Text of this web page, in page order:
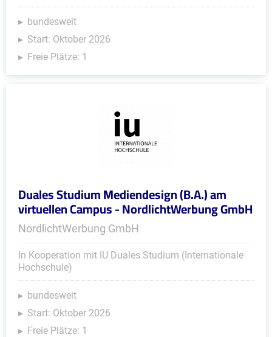
bundesweit
Start: Oktober 2026
Freie Plätze: 1
Duales Studium Mediendesign (B.A.) am
virtuellen Campus - NordlichtWerbung GmbH
NordlichtWerbung GmbH
In Kooperation mit IU Duales Studium (Internationale
Hochschule)
bundesweit
Start: Oktober 2026
Freie Plätze: 1